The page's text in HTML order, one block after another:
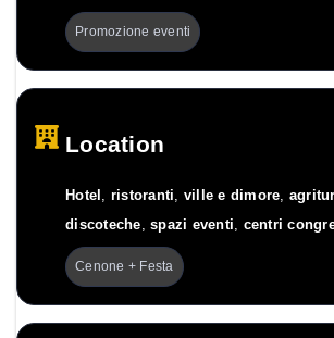
Promozione eventi
Location
Hotel , ristoranti, ville e dimore,
discoteche, spazi eventi, centri
Cenone + Festa